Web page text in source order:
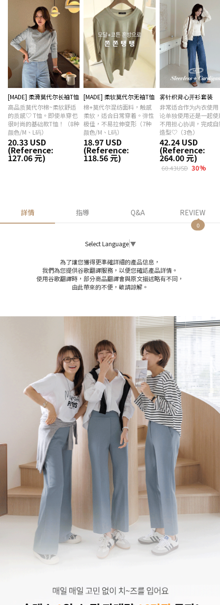
[MADE] 柔滑莫代尔长袖T恤
高品质莫代尔棉~柔软舒适
的质感♡ T恤。即使单穿也
很时尚的基础款T恤！（8种
颜色/M、L码）
20.33 USD
(Reference:
127.06 元)
[MADE] 柔软莫代尔无袖T恤
棉+莫代尔混纺面料，触感
柔软，适合日常穿着。弹性
极佳，不易拉伸变形（7种
颜色/M、L码）
18.97 USD
(Reference:
118.56 元)
雾针织背心开衫套装
非常适合作为内衣使用
论单独使用还是一起使
不用担心协调，完成自
造型♡（3色）
42.24 USD
(Reference:
264.00 元)
60.43USD 30%
詳情 指導 Q&A REVIEW
0
Select Language ▼
為了讓您獲得更準確詳細的產品信息，
我們為您提供谷歌翻譯服務，以便您確認產品詳情。
使用谷歌翻譯時，部分商品翻譯會與原文描述略有不同，
由此帶來的不便，敬請諒解。